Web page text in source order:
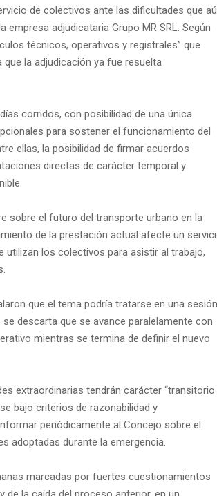
de colectivos ante las dificultades que
adjudicataria Grupo MR SRL. Según
técnicos, operativos y registrales” que
la adjudicación ya fue resuelta
corridos, con posibilidad de una única
para sostener el funcionamiento del
ellas, la posibilidad de firmar acuerdos
directas de carácter temporal y
sobre el futuro del transporte urbano en la
de la prestación actual afecte un
utilizan los colectivos para asistir al trabajo,
que el tema podría tratarse en una sesión
descarta que se avance paralelamente con
mientras se termina de definir el nuevo
extraordinarias tendrán carácter “transitorio
bajo criterios de razonabilidad y
periódicamente al Concejo sobre el
adoptadas durante la emergencia.
marcadas por fuertes cuestionamientos